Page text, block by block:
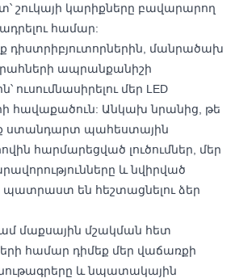
շուկայի կարիքները բավարարող
համար:
դիստրիբյուտորներին, մանրածախ
ապրանքանիշի
մեր LED
հավաքածուն: Անկախ նրանից, թե
ստանդարտ պահեստային
հարմարեցված լուծումներ, մեր
և նվիրված
պատրաստ են հեշտացնելու ձեր
մաքսային մշակման հետ
համար դիմեք մեր վաճառքի
բնութագրերը և նպատակային